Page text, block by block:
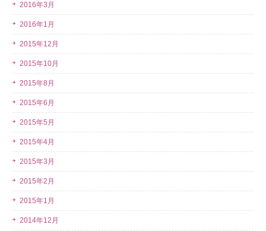
2016年3月
2016年1月
2015年12月
2015年10月
2015年8月
2015年6月
2015年5月
2015年4月
2015年3月
2015年2月
2015年1月
2014年12月